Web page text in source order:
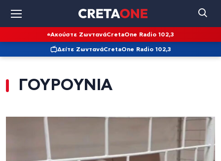
Ακούστε ΖωντανάCretaOne Radio 102,3
Δείτε ΖωντανάCretaOne Radio 102,3
ΓΟΥΡΟΥΝΙΑ